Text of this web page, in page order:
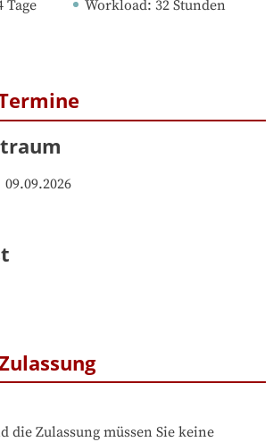
Tage Workload: 32 Stunden
09.09.2026
die Zulassung müssen Sie keine